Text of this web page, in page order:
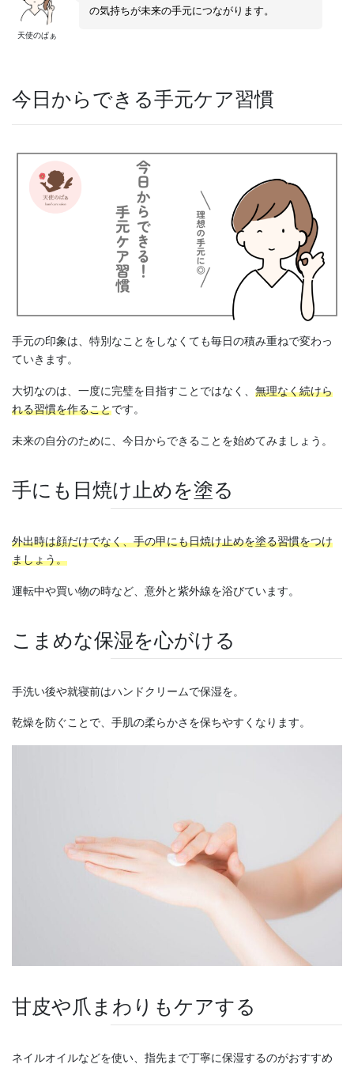
天使のぱぁ
の気持ちが未来の手元につながります。
今日からできる手元ケア習慣
手元の印象は、特別なことをしなくても毎日の積み重ねで変わっ
ていきます。
大切なのは、一度に完璧を目指すことではなく、 無理なく続けら
れる習慣を作ることです。
未来の自分のために、今日からできることを始めてみましょう。
手にも日焼け止めを塗る
外出時は顔だけでなく、手の甲にも日焼け止めを塗る習慣をつけ
ましょう。
運転中や買い物の時など、意外と紫外線を浴びています。
こまめな保湿を心がける
手洗い後や就寝前はハンドクリームで保湿を。
乾燥を防ぐことで、手肌の柔らかさを保ちやすくなります。
甘皮や爪まわりもケアする
ネイルオイルなどを使い、指先まで丁寧に保湿するのがおすすめ